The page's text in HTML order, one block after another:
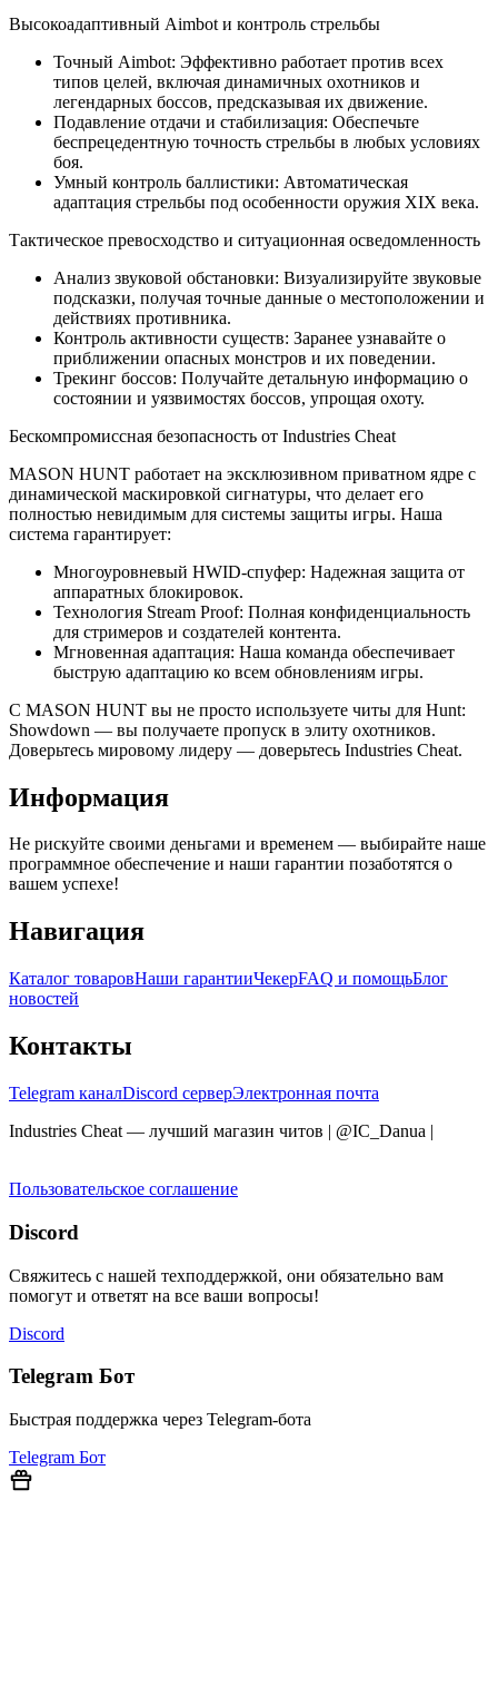
Высокоадаптивный Aimbot и контроль стрельбы
Точный Aimbot: Эффективно работает против всех
типов целей, включая динамичных охотников и
легендарных боссов, предсказывая их движение.
Подавление отдачи и стабилизация: Обеспечьте
беспрецедентную точность стрельбы в любых условиях
боя.
Умный контроль баллистики: Автоматическая
адаптация стрельбы под особенности оружия XIX века.
Тактическое превосходство и ситуационная осведомленность
Анализ звуковой обстановки: Визуализируйте звуковые
подсказки, получая точные данные о местоположении и
действиях противника.
Контроль активности существ: Заранее узнавайте о
приближении опасных монстров и их поведении.
Трекинг боссов: Получайте детальную информацию о
состоянии и уязвимостях боссов, упрощая охоту.
Бескомпромиссная безопасность от Industries Cheat
MASON HUNT работает на эксклюзивном приватном ядре с
динамической маскировкой сигнатуры, что делает его
полностью невидимым для системы защиты игры. Наша
система гарантирует:
Многоуровневый HWID-спуфер: Надежная защита от
аппаратных блокировок.
Технология Stream Proof: Полная конфиденциальность
для стримеров и создателей контента.
Мгновенная адаптация: Наша команда обеспечивает
быструю адаптацию ко всем обновлениям игры.
С MASON HUNT вы не просто используете читы для Hunt:
Showdown — вы получаете пропуск в элиту охотников.
Доверьтесь мировому лидеру — доверьтесь Industries Cheat.
Информация
Не рискуйте своими деньгами и временем — выбирайте наше
программное обеспечение и наши гарантии позаботятся о
вашем успехе!
Навигация
Каталог товаровНаши гарантииЧекерFAQ и помощьБлог
новостей
Контакты
Telegram каналDiscord серверЭлектронная почта
Industries Cheat — лучший магазин читов | @IC_Danua |
Пользовательское соглашение
Discord
Свяжитесь с нашей техподдержкой, они обязательно вам
помогут и ответят на все ваши вопросы!
Discord
Telegram Бот
Быстрая поддержка через Telegram-бота
Telegram Бот